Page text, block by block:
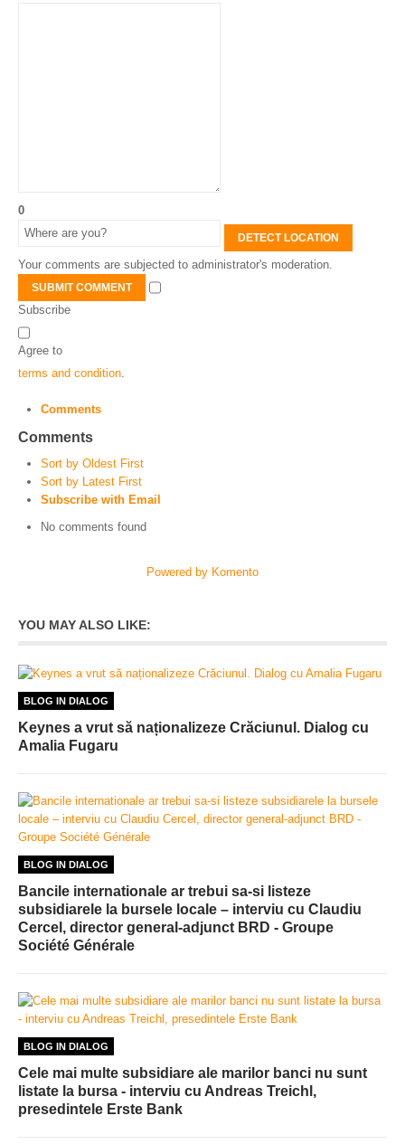
0
DETECT LOCATION
Your comments are subjected to administrator's moderation.
SUBMIT COMMENT
Subscribe
Agree to
terms and condition.
Comments
Comments
Sort by Oldest First
Sort by Latest First
Subscribe with Email
No comments found
Powered by Komento
YOU MAY ALSO LIKE:
BLOG IN DIALOG
Keynes a vrut să naționalizeze Crăciunul. Dialog cu
Amalia Fugaru
BLOG IN DIALOG
Bancile internationale ar trebui sa-si listeze
subsidiarele la bursele locale – interviu cu Claudiu
Cercel, director general-adjunct BRD - Groupe
Société Générale
BLOG IN DIALOG
Cele mai multe subsidiare ale marilor banci nu sunt
listate la bursa - interviu cu Andreas Treichl,
presedintele Erste Bank